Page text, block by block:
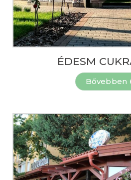
ÉDESM
Bővebben